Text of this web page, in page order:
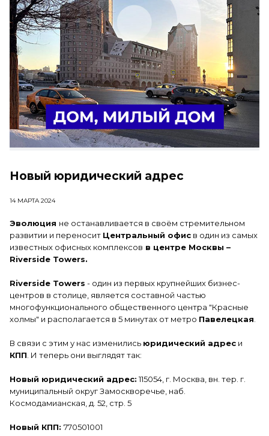
Новый юридический адрес
14 МАРТА 2024
Эволюция не останавливается в своём стремительном
развитии и переносит Центральный офис в один из самых
известных офисных комплексов в центре Москвы –
Riverside Towers.
Riverside Towers - один из первых крупнейших бизнес-
центров в столице, является составной частью
многофункционального общественного центра "Красные
холмы" и располагается в 5 минутах от метро Павелецкая
В связи с этим у нас изменились юридический адрес и
КПП . И теперь они выглядят так:
Новый юридический адрес:115054, г. Москва, вн. тер. г.
муниципальный округ Замоскворечье, наб.
Космодамианская, д. 52, стр. 5
Новый КПП: 770501001